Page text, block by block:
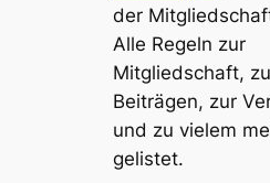
der
Alle Regeln zur
Mitgliedschaft,
Beiträgen, zur
und zu vielem
gelistet.